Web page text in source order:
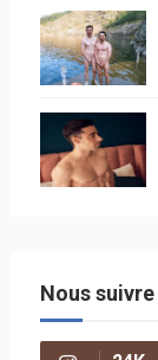
Nous suivre